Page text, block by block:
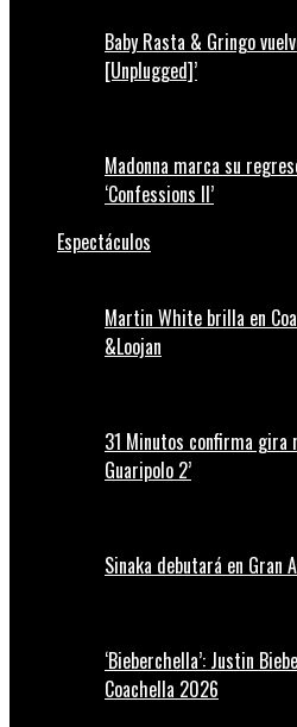
Baby Rasta & Gringo
[Unplugged]’
Madonna marca su
‘Confessions II’
Espectáculos
Martin White brilla en
&Loojan
31 Minutos confirma gira
Guaripolo 2’
Sinaka debutará en Gran
‘Bieberchella’: Justin
Coachella 2026